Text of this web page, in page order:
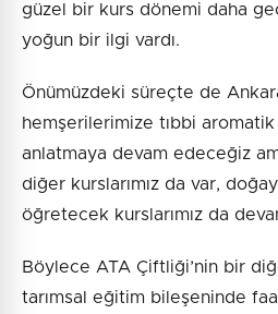
güzel bir kurs dönemi daha
yoğun bir ilgi vardı.
Önümüzdeki süreçte de
hemşerilerimize tıbbi
anlatmaya devam edeceğiz
diğer kurslarımız da var,
öğretecek kurslarımız da
Böylece ATA Çiftliği’nin bir
tarımsal eğitim bileşeninde